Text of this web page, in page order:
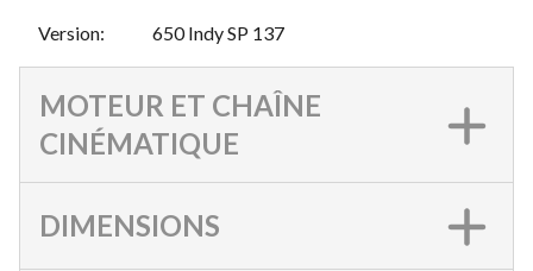
Version: 650 Indy SP 137
MOTEUR ET CHAÎNE
CINÉMATIQUE
DIMENSIONS